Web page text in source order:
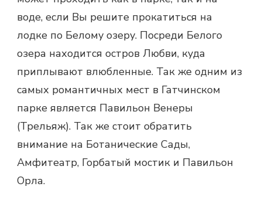
воде, если Вы решите прокатиться на
лодке по Белому озеру. Посреди Белого
озера находится остров Любви, куда
приплывают влюбленные. Так же одним из
самых романтичных мест в Гатчинском
парке является Павильон Венеры
(Трельяж). Так же стоит обратить
внимание на Ботанические Сады,
Амфитеатр, Горбатый мостик и Павильон
Орла.